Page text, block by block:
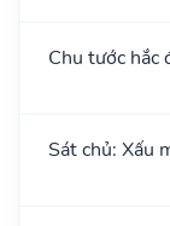
Chu tước hắc
Sát chủ: Xấu